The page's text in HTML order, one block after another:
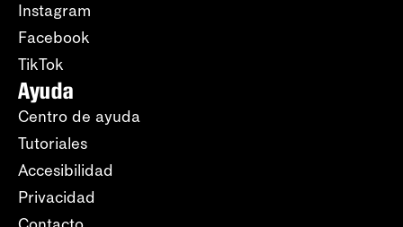
Instagram
Facebook
TikTok
Ayuda
Centro de ayuda
Tutoriales
Accesibilidad
Privacidad